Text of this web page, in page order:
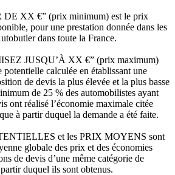
DE XX €” (prix minimum) est le prix
pour une prestation donnée dans les
dans toute la France.
JUSQU’À XX €” (prix maximum)
potentielle calculée en établissant une
de devis la plus élevée et la plus basse
de 25 % des automobilistes ayant
ont réalisé l’économie maximale citée
à partir duquel la demande a été faite.
et les PRIX MOYENS sont
globale des prix et des économies
de devis d’une même catégorie de
duquel ils sont obtenus.